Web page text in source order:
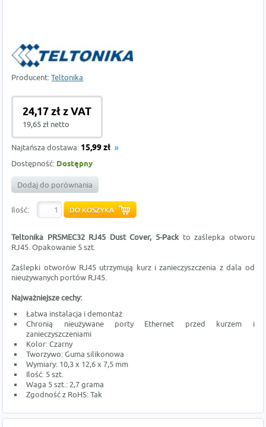
Producent:Teltonika
24,17 zł z VAT
19,65 zł netto
Najtańsza dostawa: 15,99 zł
Dostępność: Dostępny
Dodaj do porównania
Ilość:
Teltonika PR5MEC32 RJ45 Dust Cover, 5-Pack to zaślepka otworu
RJ45. Opakowanie 5 szt.
Zaślepki otworów RJ45 utrzymują kurz i zanieczyszczenia z dala od
nieużywanych portów RJ45.
Najważniejsze cechy:
Łatwa instalacja i demontaż
Chronią nieużywane porty Ethernet przed kurzem i
zanieczyszczeniami
Kolor: Czarny
Tworzywo: Guma silikonowa
Wymiary: 10,3 x 12,6 x 7,5 mm
Ilość: 5 szt.
Waga 5 szt.: 2,7 grama
Zgodność z RoHS: Tak